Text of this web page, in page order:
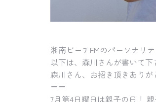
湘南ビーチFMのパーソナリ
以下は、森川さんが書いて下
森川さん、お招き頂きありが
＝＝
7月第4日曜日は親子の日！